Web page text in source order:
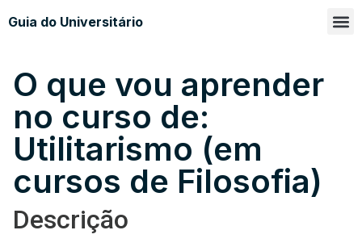
Guia do Universitário
O que vou aprender
no curso de:
Utilitarismo (em
cursos de Filosofia)
Descrição